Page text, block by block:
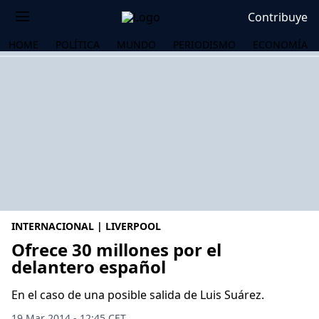
Contribuye
HOME POLÍTICA MUNDO PERIODISMO ECONOMÍA
INTERNACIONAL | LIVERPOOL
Ofrece 30 millones por el
delantero español
En el caso de una posible salida de Luis Suárez.